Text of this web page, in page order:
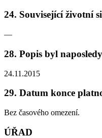
24. Související životní
—
28. Popis byl
24.11.2015
29. Datum konce
Bez časového omezení.
ÚŘAD